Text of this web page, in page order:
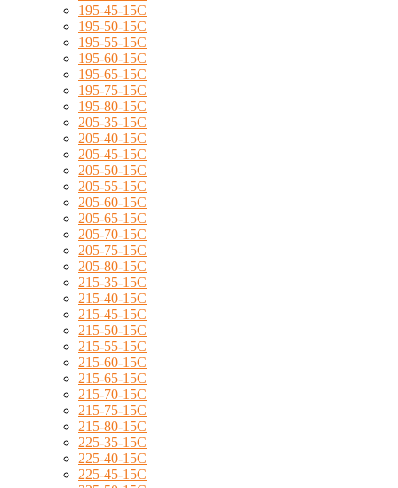
195-45-15C
195-50-15C
195-55-15C
195-60-15C
195-65-15C
195-75-15C
195-80-15C
205-35-15C
205-40-15C
205-45-15C
205-50-15C
205-55-15C
205-60-15C
205-65-15C
205-70-15C
205-75-15C
205-80-15C
215-35-15C
215-40-15C
215-45-15C
215-50-15C
215-55-15C
215-60-15C
215-65-15C
215-70-15C
215-75-15C
215-80-15C
225-35-15C
225-40-15C
225-45-15C